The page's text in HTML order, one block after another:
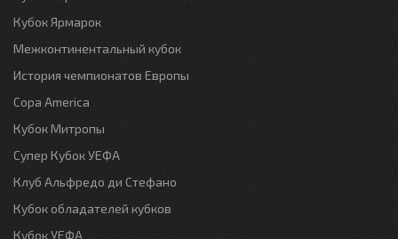
Кубок Ярмарок
Межконтинентальный кубок
История чемпионатов Европы
Copa America
Кубок Митропы
Супер Кубок УЕФА
Клуб Альфредо ди Стефано
Кубок обладателей кубков
Кубок УЕФА